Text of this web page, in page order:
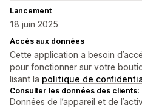
Lancement
18 juin 2025
Accès aux données
Cette application a besoin
pour fonctionner sur votre
lisant la politique de
Consulter les données des clients:
Données de l’appareil et de